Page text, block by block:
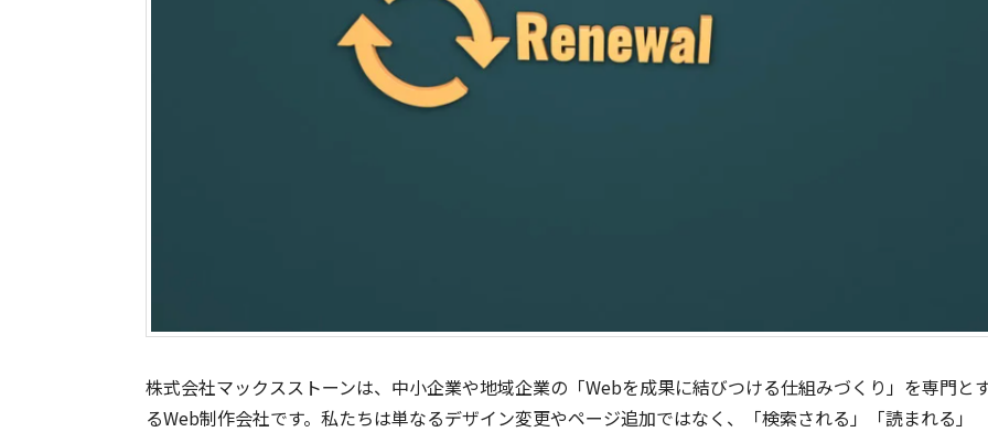
株式会社マックスストーンは、中小企業や地域企業の「Webを成果に結びつける仕組みづくり」を専門と
るWeb制作会社です。私たちは単なるデザイン変更やページ追加ではなく、「検索される」「読まれる」